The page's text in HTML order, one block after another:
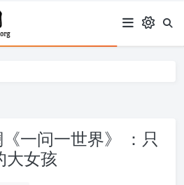
一问一世界》 ：只
大女孩